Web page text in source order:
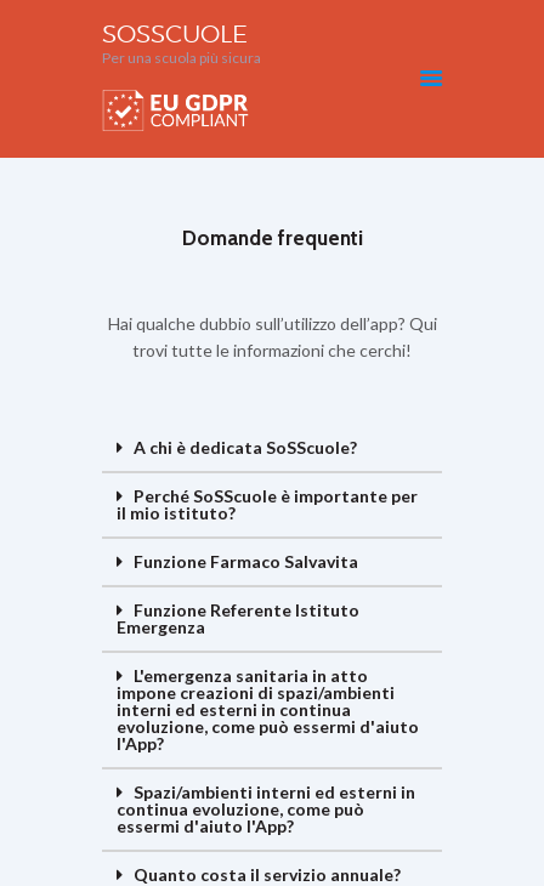
SOSSCUOLE
Per una scuola più sicura
Per una scuola più sicura
DOMANDE FREQUENTI
RICHIESTA INFORMAZIONI
Domande frequenti
Hai qualche dubbio sull’utilizzo dell’app? Qui
trovi tutte le informazioni che cerchi!
A chi è dedicata SoSScuole?
Perché SoSScuole è importante per
il mio istituto?
Funzione Farmaco Salvavita
Funzione Referente Istituto
Emergenza
L'emergenza sanitaria in atto
impone creazioni di spazi/ambienti
interni ed esterni in continua
evoluzione, come può essermi d'aiuto
l'App?
Spazi/ambienti interni ed esterni in
continua evoluzione, come può
essermi d'aiuto l'App?
Quanto costa il servizio annuale?